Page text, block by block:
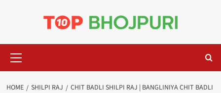
Menu
HOME SHILPI RAJ
CHIT BADLI SHILPI RAJ | BANGLINIYA CHIT BADLI